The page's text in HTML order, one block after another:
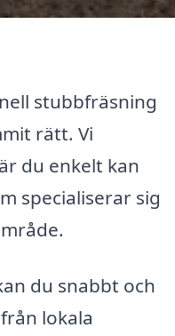
stubbfräsning
rätt. Vi
du enkelt kan
specialiserar sig
du snabbt och
lokala